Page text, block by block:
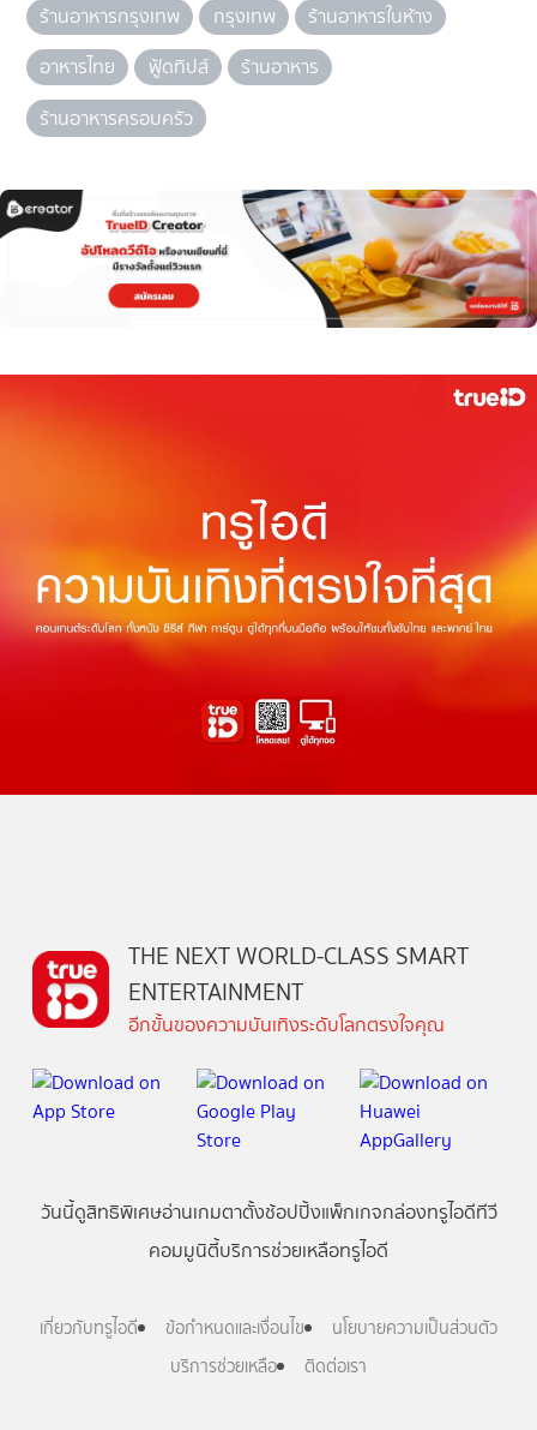
ร้านอาหารกรุงเทพ
กรุงเทพ
ร้านอาหารในห้าง
อาหารไทย
ฟู้ดทิปส์
ร้านอาหาร
ร้านอาหารครอบครัว
THE NEXT WORLD-CLASS SMART
ENTERTAINMENT
อีกขั้นของความบันเทิงระดับโลกตรงใจคุณ
วันนี้ดูสิทธิพิเศษอ่านเกมตาตั้งช้อปปิ้งแพ็กเกจกล่องทรูไอดีทีวี
คอมมูนิตี้บริการช่วยเหลือทรูไอดี
เกี่ยวกับทรูไอดี ข้อกำหนดและเงื่อนไข
นโยบายความเป็นส่วนตัว
บริการช่วยเหลือ
ติดต่อเรา